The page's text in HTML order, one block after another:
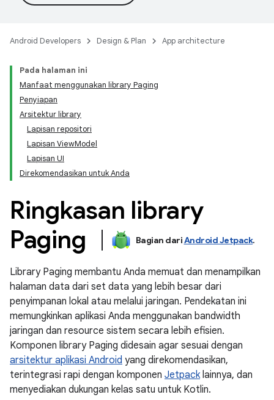
Android Developers Design & Plan App architecture
Pada halaman ini
Manfaat menggunakan library Paging
Penyiapan
Arsitektur library
Lapisan repositori
Lapisan ViewModel
Lapisan UI
Direkomendasikan untuk Anda
Ringkasan library
Paging
Bagian dariAndroid Jetpack.
Library Paging membantu Anda memuat dan menampilkan
halaman data dari set data yang lebih besar dari
penyimpanan lokal atau melalui jaringan. Pendekatan ini
memungkinkan aplikasi Anda menggunakan bandwidth
jaringan dan resource sistem secara lebih efisien.
Komponen library Paging didesain agar sesuai dengan
arsitektur aplikasi Android yang direkomendasikan,
terintegrasi rapi dengan komponen Jetpacklainnya, dan
menyediakan dukungan kelas satu untuk Kotlin.